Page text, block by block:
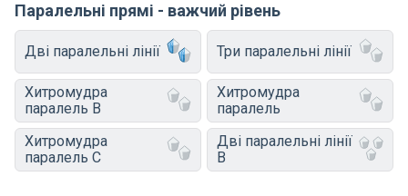
Паралельні прямі - важчий рівень
Дві паралельні лінії Три паралельні лінії
Хитромудра
паралель B
Хитромудра
паралель
Хитромудра
паралель C
Дві паралельні лінії
B